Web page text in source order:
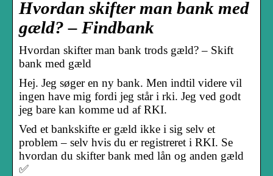
Hvordan skifter man bank med
gæld? – Findbank
Hvordan skifter man bank trods gæld? – Skift
bank med gæld
Hej. Jeg søger en ny bank. Men indtil videre vil
ingen have mig fordi jeg står i rki. Jeg ved godt
jeg bare kan komme ud af RKI.
Ved et bankskifte er gæld ikke i sig selv et
problem – selv hvis du er registreret i RKI. Se
hvordan du skifter bank med lån og anden gæld
✅